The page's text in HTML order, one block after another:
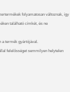
folyamatosan változnak, így
található címkét, és ne
a termék gyártójával.
felelősséget semmilyen helytelen